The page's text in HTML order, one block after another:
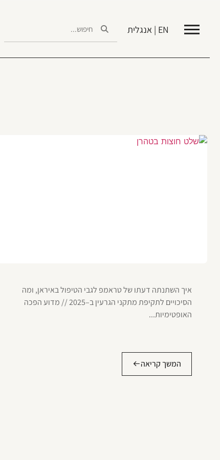
EN | אנגלית
איך השתנתה דעתו של טראמפ לגבי הטיפול באיראן, ומה
הסיכויים לתקיפת מתקני הגרעין ב–2025 // מדוע הפכה
האופטימיות...
המשך קריאה